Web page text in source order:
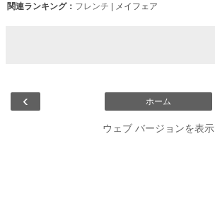
関連ランキング： フレンチ | メイフェア
‹ ホーム
ウェブ バージョンを表示